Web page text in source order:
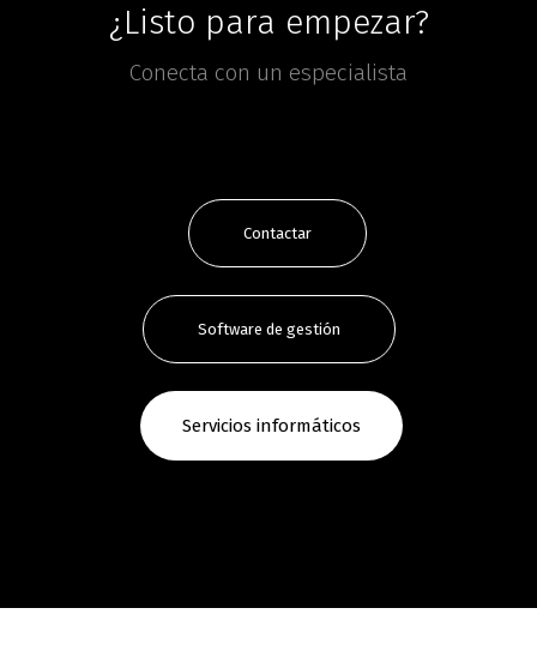
¿Listo para empezar?
Conecta con un especialista
Contactar
Software de gestión
Servicios informáticos